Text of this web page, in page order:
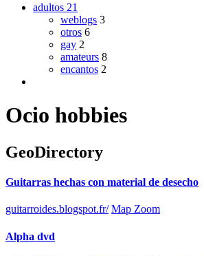
adultos 21
weblogs 3
otros 6
gay 2
amateurs 8
encantos 2
Ocio hobbies
GeoDirectory
Guitarras hechas con material de desecho
guitarroides.blogspot.fr/ Map Zoom
Alpha dvd